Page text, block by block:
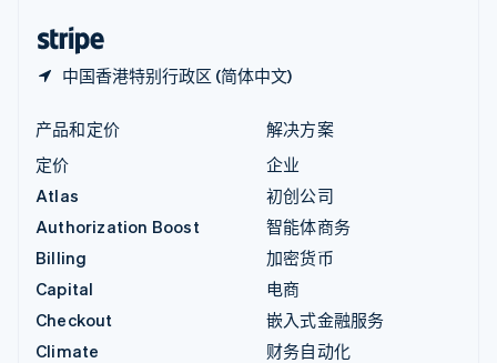
中国香港特别行政区 (简体中文)
产品和定价
定价
Atlas
Authorization Boost
Billing
Capital
Checkout
Climate
解决方案
企业
初创公司
智能体商务
加密货币
电商
嵌入式金融服务
财务自动化